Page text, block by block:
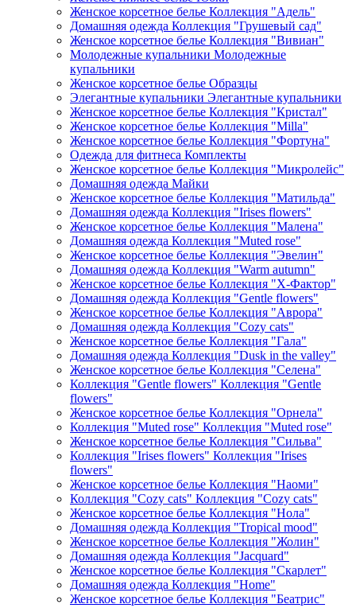
Женское корсетное белье Коллекция "Адель"
Домашняя одежда Коллекция "Грушевый сад"
Женское корсетное белье Коллекция "Вивиан"
Молодежные купальники Молодежные
купальники
Женское корсетное белье Образцы
Элегантные купальники Элегантные купальники
Женское корсетное белье Коллекция "Кристал"
Женское корсетное белье Коллекция "Milla"
Женское корсетное белье Коллекция "Фортуна"
Одежда для фитнеса Комплекты
Женское корсетное белье Коллекция "Микролейс"
Домашняя одежда Майки
Женское корсетное белье Коллекция "Матильда"
Домашняя одежда Коллекция "Irises flowers"
Женское корсетное белье Коллекция "Малена"
Домашняя одежда Коллекция "Muted rose"
Женское корсетное белье Коллекция "Эвелин"
Домашняя одежда Коллекция "Warm autumn"
Женское корсетное белье Коллекция "Х-Фактор"
Домашняя одежда Коллекция "Gentle flowers"
Женское корсетное белье Коллекция "Аврора"
Домашняя одежда Коллекция "Cozy cats"
Женское корсетное белье Коллекция "Гала"
Домашняя одежда Коллекция "Dusk in the valley"
Женское корсетное белье Коллекция "Селена"
Коллекция "Gentle flowers" Коллекция "Gentle
flowers"
Женское корсетное белье Коллекция "Орнела"
Коллекция "Muted rose" Коллекция "Muted rose"
Женское корсетное белье Коллекция "Сильва"
Коллекция "Irises flowers" Коллекция "Irises
flowers"
Женское корсетное белье Коллекция "Наоми"
Коллекция "Cozy cats" Коллекция "Cozy cats"
Женское корсетное белье Коллекция "Нола"
Домашняя одежда Коллекция "Tropical mood"
Женское корсетное белье Коллекция "Жолин"
Домашняя одежда Коллекция "Jacquard"
Женское корсетное белье Коллекция "Скарлет"
Домашняя одежда Коллекция "Home"
Женское корсетное белье Коллекция "Беатрис"